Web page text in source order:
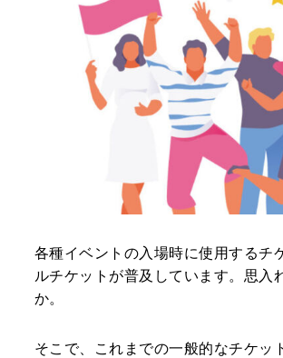
各種イベントの入場時に使用するチ
ルチケットが普及しています。思入
か。
そこで、これまでの一般的なチケッ